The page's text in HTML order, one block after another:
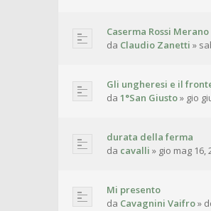
Caserma Rossi Merano
da Claudio Zanetti »
Gli ungheresi e il
da 1°San Giusto» gio
durata della ferma
da cavalli » gio mag 16,
Mi presento
da Cavagnini Vaifro»